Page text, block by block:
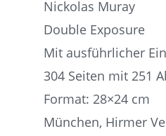
Nickolas Muray
Double Exposure
Mit ausführlicher
304 Seiten mit 251
Format: 28×24 cm
München, Hirmer